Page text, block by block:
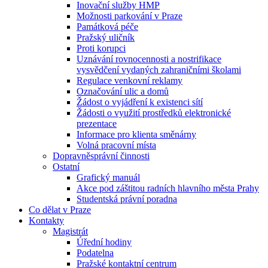
Inovační služby HMP
Možnosti parkování v Praze
Památková péče
Pražský uličník
Proti korupci
Uznávání rovnocennosti a nostrifikace
vysvědčení vydaných zahraničními školami
Regulace venkovní reklamy
Označování ulic a domů
Žádost o vyjádření k existenci sítí
Žádosti o využití prostředků elektronické
prezentace
Informace pro klienta směnárny
Volná pracovní místa
Dopravněsprávní činnosti
Ostatní
Grafický manuál
Akce pod záštitou radních hlavního města Prahy
Studentská právní poradna
Co dělat v Praze
Kontakty
Magistrát
Úřední hodiny
Podatelna
Pražské kontaktní centrum